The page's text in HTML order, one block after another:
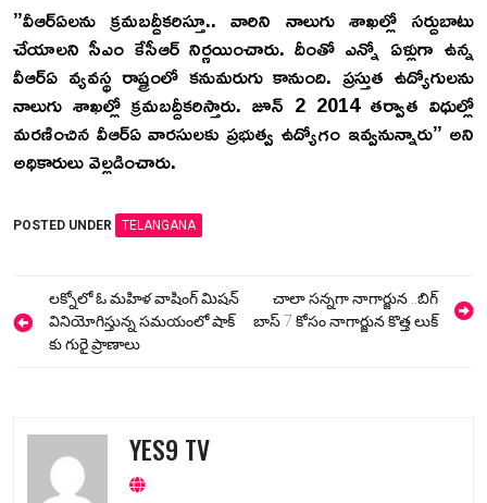
”వీఆర్ఏలను క్రమబద్దీకరిస్తూ.. వారిని నాలుగు శాఖల్లో సర్దుబాటు
చేయాలని సీఎం కేసీఆర్ నిర్ణయించారు. దీంతో ఎన్నో ఏళ్లుగా ఉన్న
వీఆర్ఏ వ్యవస్థ రాష్ట్రంలో కనుమరుగు కానుంది. ప్రస్తుత ఉద్యోగులను
నాలుగు శాఖల్లో క్రమబద్దీకరిస్తారు. జూన్ 2 2014 తర్వాత విధుల్లో
మరణించిన వీఆర్ఏ వారసులకు ప్రభుత్వ ఉద్యోగం ఇవ్వనున్నారు” అని
అధికారులు వెల్లడించారు.
POSTED UNDER TELANGANA
Post
navigation
లక్నోలో ఓ మహిళ వాషింగ్ మిషన్
వినియోగిస్తున్న సమయంలో షాక్
కు గురై ప్రాణాలు
చాలా సన్నగా నాగార్జున ..బిగ్
బాస్ 7 కోసం నాగార్జున కొత్త లుక్
YES9 TV